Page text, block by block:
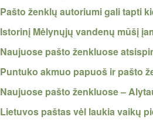
Pašto ženklų autoriumi gali tapti
Istorinį Mėlynųjų vandenų mūšį
Naujuose pašto ženkluose
Puntuko akmuo papuoš ir pašto
Naujuose pašto ženkluose –
Lietuvos paštas vėl laukia vaikų